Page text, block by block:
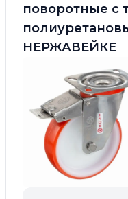
поворотные с
НЕРЖАВЕЙКЕ